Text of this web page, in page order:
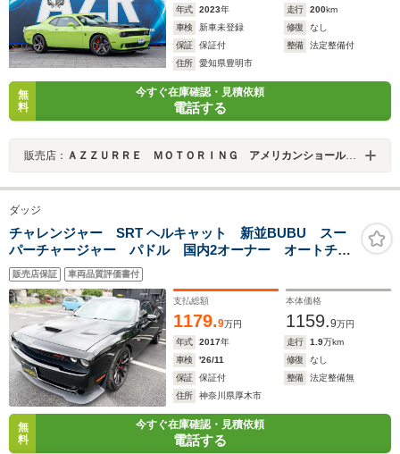
年式
2023年 走行 200km
車検
新車未登録 修復
なし
保証
保証付 整備
法定整備付
住所
愛知県豊明市
無
料
今すぐ在庫確認・見積依頼
電話する
販売店： ＡＺＺＵＲＲＥ ＭＯＴＯＲＩＮＧ アメリカンショールーム
ダッジ
チャレンジャー SRT ヘルキャット 新並BUBU スー
パーチャージャー パドル 国内2オーナー オートチェ
ック有 BT Bカメラ 赤黒KEY有 純正OPアルミボン
ネット ハーマンカードン Dレコ ETC アルカンター
ラ 新基準車検対策済
販売店保証 車両品質評価書付
支払総額
1179.9万円
本体価格
1159.9万円
年式
2017年 走行 1.9万km
車検
'26/11 修復
なし
保証
保証付 整備
法定整備無
住所
神奈川県厚木市
無
料
今すぐ在庫確認・見積依頼
電話する